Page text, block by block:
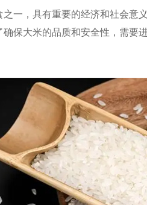
之一，具有重要的经济和社会意
保大米的品质和安全性，需要